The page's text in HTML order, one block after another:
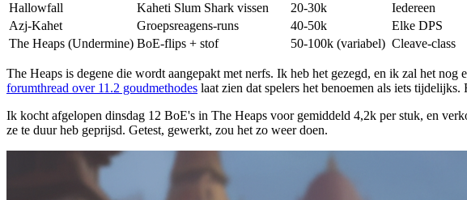
Hallowfall
Kaheti Slum Shark vissen 20-30k
Iedereen
Azj-Kahet
Groepsreagens-runs 40-50k
Elke DPS
The Heaps (Undermine) BoE-flips + stof 50-100k (variabel) Cleave-class
The Heaps is degene die wordt aangepakt met nerfs. Ik heb het gezegd, en ik zal het
forumthread over 11.2 goudmethodes laat zien dat spelers het benoemen als iets
Ik kocht afgelopen dinsdag 12 BoE's in The Heaps voor gemiddeld 4,2k per stuk, en
ze te duur heb geprijsd. Getest, gewerkt, zou het zo weer doen.